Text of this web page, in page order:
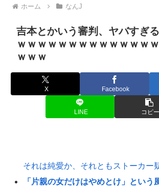
ホーム なんJ
吉本とかいう審判、ヤバすぎ
ｗｗｗｗｗｗｗｗｗｗｗｗｗ
ｗｗｗ
X Facebook
LINE コピー
それは純愛か、それともストーカー
「片親の女だけはやめとけ」という